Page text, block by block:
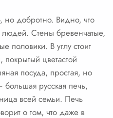
но добротно. Видно, что
Стены бревенчатые,
половики. В углу стоит
цветастой
посуда, простая, но
большая русская печь,
всей семьи. Печь
о том, что даже в